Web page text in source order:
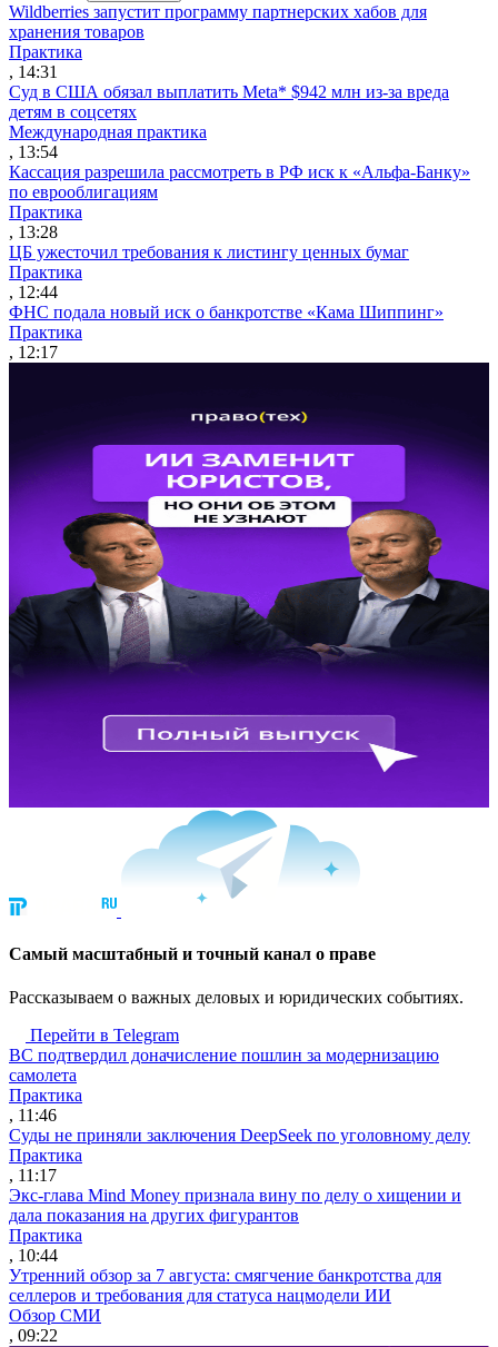
Wildberries запустит программу партнерских хабов для
хранения товаров
Практика
, 14:31
Суд в США обязал выплатить Meta* $942 млн из-за вреда
детям в соцсетях
Международная практика
, 13:54
Кассация разрешила рассмотреть в РФ иск к «Альфа-Банку»
по еврооблигациям
Практика
, 13:28
ЦБ ужесточил требования к листингу ценных бумаг
Практика
, 12:44
ФНС подала новый иск о банкротстве «Кама Шиппинг»
Практика
, 12:17
Cамый масштабный и точный канал о праве
Рассказываем о важных деловых и юридических событиях.
Перейти в Telegram
ВС подтвердил доначисление пошлин за модернизацию
самолета
Практика
, 11:46
Суды не приняли заключения DeepSeek по уголовному делу
Практика
, 11:17
Экс-глава Mind Money признала вину по делу о хищении и
дала показания на других фигурантов
Практика
, 10:44
Утренний обзор за 7 августа: смягчение банкротства для
селлеров и требования для статуса нацмодели ИИ
Обзор СМИ
, 09:22